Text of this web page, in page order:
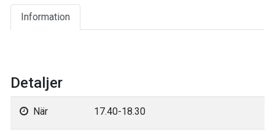
Information
Detaljer
När 17.40-18.30